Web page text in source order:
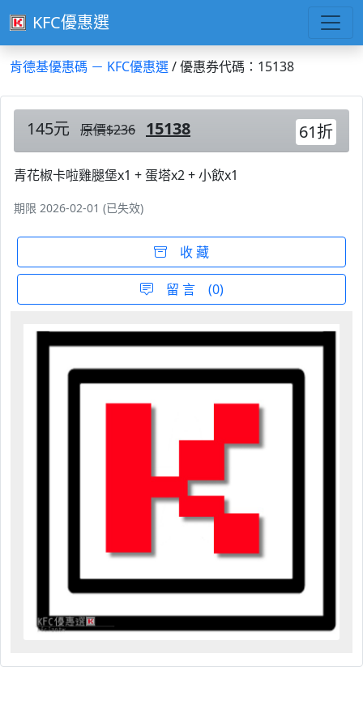
KFC優惠選
肯德基優惠碼 － KFC優惠選/ 優惠券代碼：15138
145元 原價$236 15138 61折
青花椒卡啦雞腿堡x1 + 蛋塔x2 + 小飲x1
期限 2026-02-01 (已失效)
收 藏
留 言 (0)